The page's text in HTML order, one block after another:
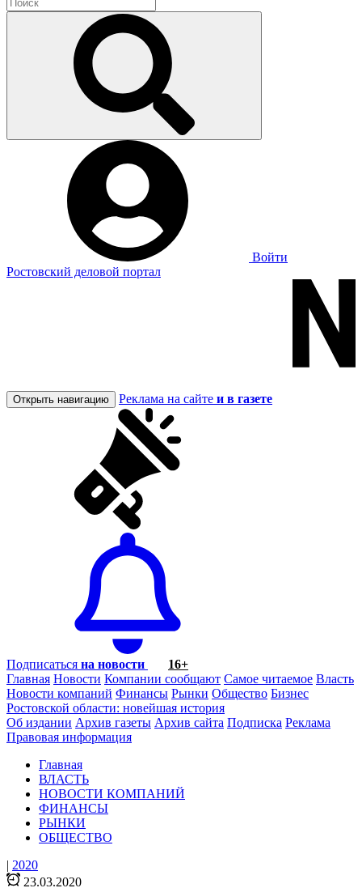
Войти
Ростовский деловой портал
Открыть навигацию Реклама на сайте и в газете
Подписаться на новости
16+
Главная Новости Компании сообщают Самое читаемое Власть
Новости компаний Финансы Рынки Общество Бизнес
Ростовской области: новейшая история
Об издании Архив газеты Архив сайта Подписка Реклама
Правовая информация
Главная
ВЛАСТЬ
НОВОСТИ КОМПАНИЙ
ФИНАНСЫ
РЫНКИ
ОБЩЕСТВО
| 2020
23.03.2020